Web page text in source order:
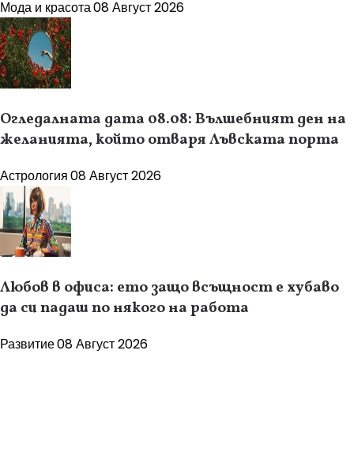
Мода и красота08 Август 2026
Огледалната дата 08.08: Вълшебният ден на
желанията, който отваря Лъвската порта
Астрология08 Август 2026
Любов в офиса: ето защо всъщност е хубаво
да си падаш по някого на работа
Развитие08 Август 2026